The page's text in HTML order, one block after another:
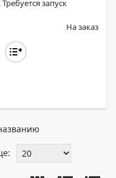
запуск
На заказ